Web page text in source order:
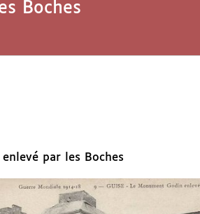
Boches
par les Boches